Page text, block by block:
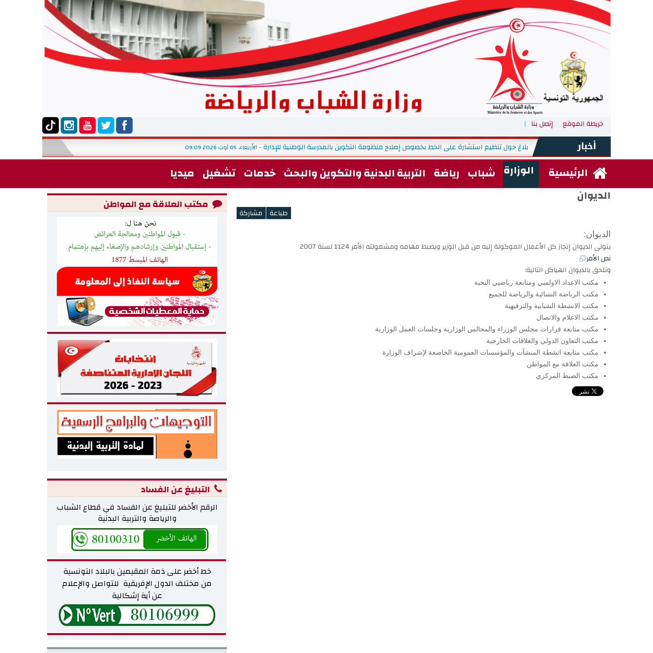
خريطة الموقع
إتصل بنا
بلاغ حول تنظيم استشارة على الخط بخصوص إصلاح منظومة التكوين بالمدرسة الوطنية للإدارة - الأربعاء, 05 أوت 2026 09:09
الرئيسية الوزارة شباب رياضة التربية البدنية والتكوين والبحث خدمات تشغيل ميديا
الديوان
<
الديوان:
يتولى الديوان إنجاز كل الأعمال الموكولة إليه من قبل الوزير ويضبط مهامه ومشمولته الأمر 1124 لسنة 2007
نص الأمر
وتلحق بالديوان الهياكل التالية:
مكتب الاعداد الاولمبي ومتابعة رياضيي النخبة
مكتب الرياضة النسائية والرياضة للجميع
مكتب الانشطة الشبابية والترفيهية
مكتب الاعلام والاتصال
مكتب متابعة قرارات مجلس الوزراء والمجالس الوزارية وجلسات العمل الوزارية
مكتب التعاون الدولي والعلاقات الخارجية
مكتب متابعة انشطة المنشآت والمؤسسات العمومية الخاضعة لإشراف الوزارة
مكتب العلاقة مع المواطن
مكتب الضبط المركزي
مكتب العلاقة مع المواطن
التبليغ عن الفساد
الرقم الأخضر للتبليغ عن الفساد في قطاع الشباب
والرياصة والتربية البدنية
خط أخضر على ذمة المقيمين بالبلاد التونسية
من مختلف الدول الإفريقية للتواصل والإعلام
عن أية إشكالية